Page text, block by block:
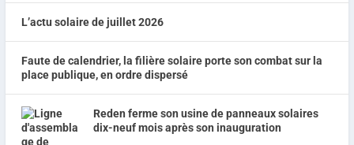
L’actu solaire de juillet 2026
Faute de calendrier, la filière solaire porte son combat sur la
place publique, en ordre dispersé
Reden ferme son usine de panneaux solaires
dix-neuf mois après son inauguration